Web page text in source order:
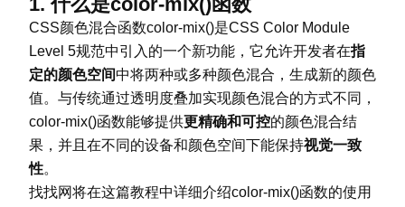
CSS颜色混合函数color-mix()是CSS Color Module
Level 5规范中引入的一个新功能，它允许开发者在指
定的颜色空间中将两种或多种颜色混合，生成新的颜色
值。与传统通过透明度叠加实现颜色混合的方式不同，
color-mix()函数能够提供更精确和可控的颜色混合结
果，并且在不同的设备和颜色空间下能保持视觉一致
性。
找找网将在这篇教程中详细介绍color-mix()函数的使用